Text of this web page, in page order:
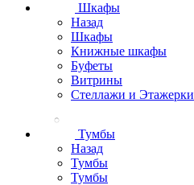
Шкафы
Назад
Шкафы
Книжные шкафы
Буфеты
Витрины
Стеллажи и Этажерки
Тумбы
Назад
Тумбы
Тумбы